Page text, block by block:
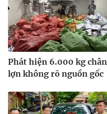
Phát hiện 6.000 kg chân
lợn không rõ nguồn gốc